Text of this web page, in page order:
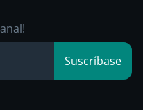
Suscríbase